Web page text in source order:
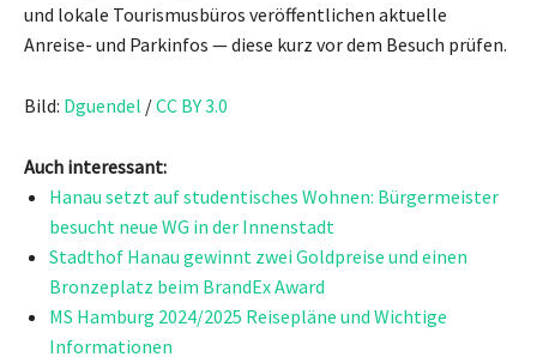
und lokale Tourismusbüros veröffentlichen aktuelle
Anreise- und Parkinfos — diese kurz vor dem Besuch prüfen.
Bild: Dguendel /CC BY 3.0
Auch interessant:
Hanau setzt auf studentisches Wohnen: Bürgermeister
besucht neue WG in der Innenstadt
Stadthof Hanau gewinnt zwei Goldpreise und einen
Bronzeplatz beim BrandEx Award
MS Hamburg 2024/2025 Reisepläne und Wichtige
Informationen